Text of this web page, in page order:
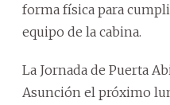
forma física para
equipo de la cabina.
La Jornada de Puerta
Asunción el próximo